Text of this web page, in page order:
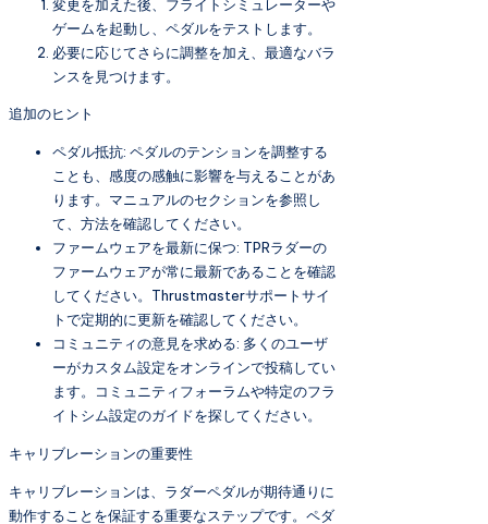
変更を加えた後、フライトシミュレーターや
ゲームを起動し、ペダルをテストします。
必要に応じてさらに調整を加え、最適なバラ
ンスを見つけます。
追加のヒント
ペダル抵抗: ペダルのテンションを調整する
ことも、感度の感触に影響を与えることがあ
ります。マニュアルのセクションを参照し
て、方法を確認してください。
ファームウェアを最新に保つ: TPRラダーの
ファームウェアが常に最新であることを確認
してください。Thrustmasterサポートサイ
トで定期的に更新を確認してください。
コミュニティの意見を求める: 多くのユーザ
ーがカスタム設定をオンラインで投稿してい
ます。コミュニティフォーラムや特定のフラ
イトシム設定のガイドを探してください。
キャリブレーションの重要性
キャリブレーションは、ラダーペダルが期待通りに
動作することを保証する重要なステップです。ペダ